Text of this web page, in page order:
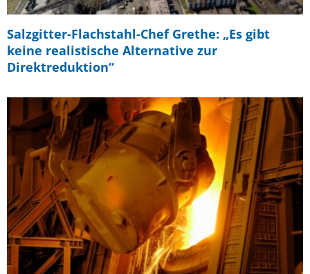
Salzgitter-Flachstahl-Chef Grethe: „Es gibt
keine realistische Alternative zur
Direktreduktion“